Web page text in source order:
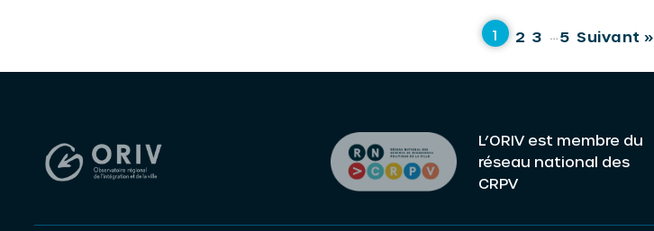
1 2 3 5 Suivant »
L’ORIV est membre du
réseau national des
CRPV